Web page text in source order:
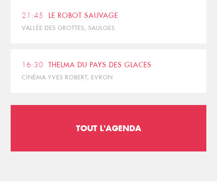
21:45 LE ROBOT SAUVAGE
VALLÉE DES GROTTES, SAULGES
16:30 THELMA DU PAYS DES GLACES
CINÉMA YVES ROBERT, EVRON
TOUT L'AGENDA